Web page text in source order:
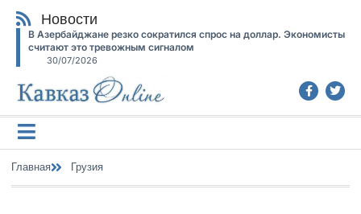
Новости
В Азербайджане резко сократился спрос на доллар. Экономисты
считают это тревожным сигналом
30/07/2026
Главная Грузия